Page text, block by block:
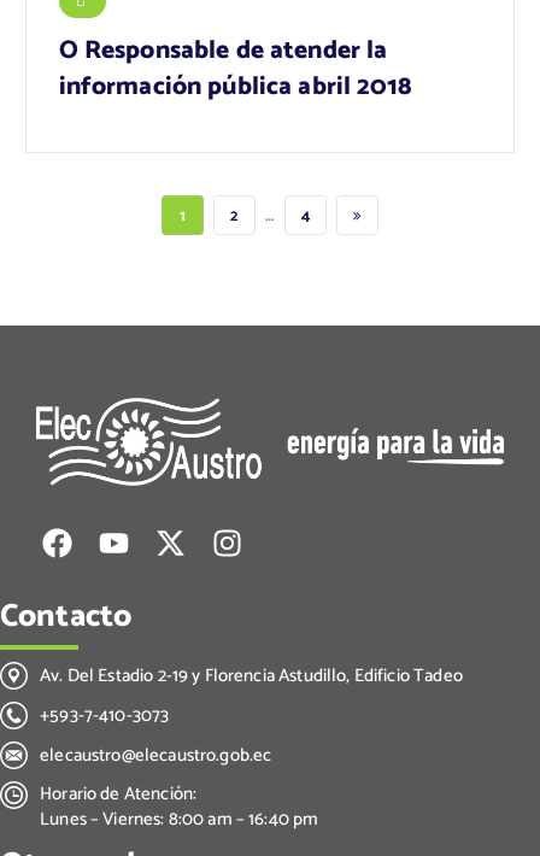
O Responsable de atender la
información pública abril 2018
1 2 … 4
Contacto
Av. Del Estadio 2-19 y Florencia Astudillo, Edificio Tadeo
+593-7-410-3073
elecaustro@elecaustro.gob.ec
Horario de Atención:
Lunes – Viernes: 8:00 am – 16:40 pm